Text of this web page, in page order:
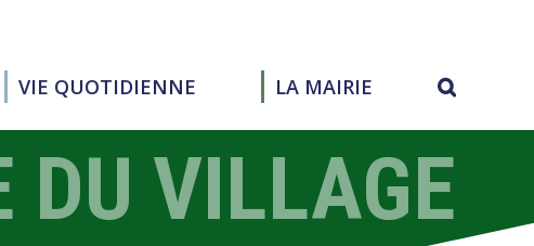
VIE QUOTIDIENNE LA MAIRIE
DU VILLAGE